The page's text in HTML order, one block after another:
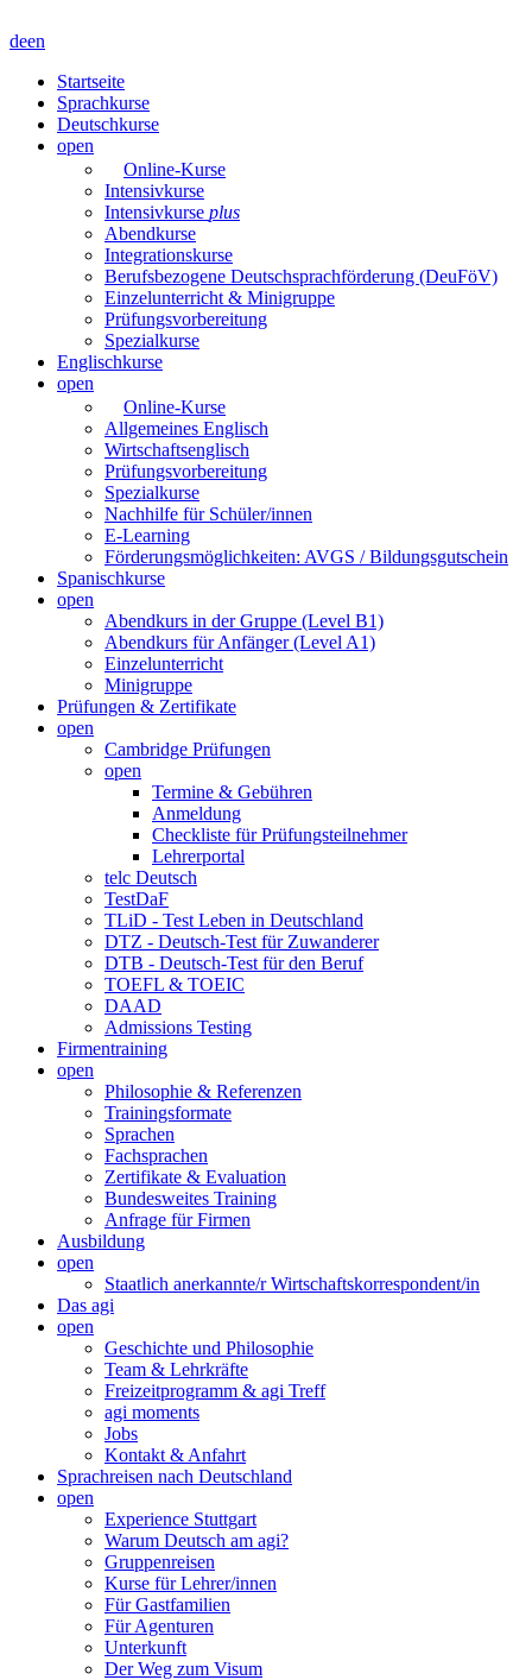
deen
Startseite
Sprachkurse
Deutschkurse
open
Online-Kurse
Intensivkurse
Intensivkurse plus
Abendkurse
Integrationskurse
Berufsbezogene Deutschsprachförderung (DeuFöV)
Einzelunterricht & Minigruppe
Prüfungsvorbereitung
Spezialkurse
Englischkurse
open
Online-Kurse
Allgemeines Englisch
Wirtschaftsenglisch
Prüfungsvorbereitung
Spezialkurse
Nachhilfe für Schüler/innen
E-Learning
Förderungsmöglichkeiten: AVGS / Bildungsgutschein
Spanischkurse
open
Abendkurs in der Gruppe (Level B1)
Abendkurs für Anfänger (Level A1)
Einzelunterricht
Minigruppe
Prüfungen & Zertifikate
open
Cambridge Prüfungen
open
Termine & Gebühren
Anmeldung
Checkliste für Prüfungsteilnehmer
Lehrerportal
telc Deutsch
TestDaF
TLiD - Test Leben in Deutschland
DTZ - Deutsch-Test für Zuwanderer
DTB - Deutsch-Test für den Beruf
TOEFL & TOEIC
DAAD
Admissions Testing
Firmentraining
open
Philosophie & Referenzen
Trainingsformate
Sprachen
Fachsprachen
Zertifikate & Evaluation
Bundesweites Training
Anfrage für Firmen
Ausbildung
open
Staatlich anerkannte/r Wirtschaftskorrespondent/in
Das agi
open
Geschichte und Philosophie
Team & Lehrkräfte
Freizeitprogramm & agi Treff
agi moments
Jobs
Kontakt & Anfahrt
Sprachreisen nach Deutschland
open
Experience Stuttgart
Warum Deutsch am agi?
Gruppenreisen
Kurse für Lehrer/innen
Für Gastfamilien
Für Agenturen
Unterkunft
Der Weg zum Visum